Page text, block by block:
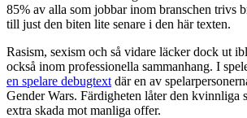
85% av alla som jobbar inom branschen trivs
till just den biten lite senare i den här texten.
Rasism, sexism och så vidare läcker dock ut
också inom professionella sammanhang. I
en spelare debugtext där en av
Gender Wars. Färdigheten låter den kvinnliga
extra skada mot manliga offer.